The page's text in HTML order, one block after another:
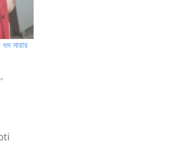
মারার